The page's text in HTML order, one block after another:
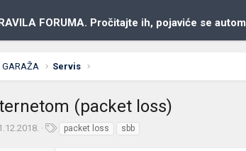
FORUMA. Pročitajte ih, pojaviće se
GARAŽA Servis
(packet loss)
packet loss sbb